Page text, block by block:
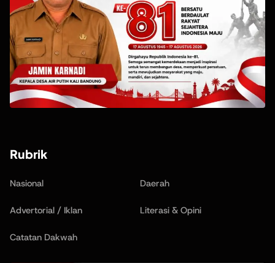
Rubrik
Nasional Daerah
Advertorial / Iklan Literasi & Opini
Catatan Dakwah